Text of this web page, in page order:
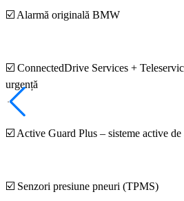
☑️ Alarmă originală BMW
☑️ ConnectedDrive Services +
urgență
☑️ Active Guard Plus – sisteme active de
☑️ Senzori presiune pneuri (TPMS)